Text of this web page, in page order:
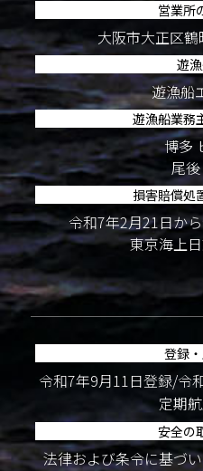
営業所
大阪市大正区
遊
遊漁船
遊漁船業務
博多
尾
損害賠償処
令和7年2月21日か
東京海上
登録
令和7年9月11日登録/令
定期
安全の
法律および条令に基づ